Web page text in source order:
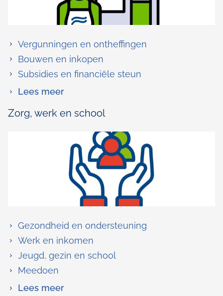
Vergunningen en ontheffingen
Bouwen en inkopen
Subsidies en financiële steun
Lees meer
over
Zorg, werk en school
Gezondheid en ondersteuning
Werk en inkomen
Jeugd, gezin en school
Meedoen
Lees meer
over